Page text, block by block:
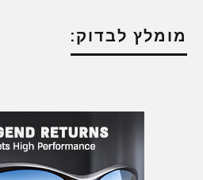
מומלץ לבדוק: